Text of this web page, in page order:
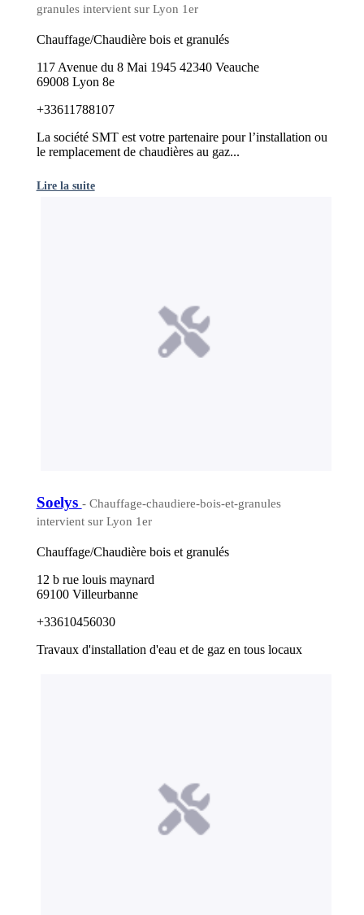
granules intervient sur Lyon 1er
Chauffage/Chaudière bois et granulés
117 Avenue du 8 Mai 1945 42340 Veauche
69008 Lyon 8e
+33611788107
La société SMT est votre partenaire pour l’installation ou
le remplacement de chaudières au gaz...
Lire la suite
Soelys - Chauffage-chaudiere-bois-et-granules
intervient sur Lyon 1er
Chauffage/Chaudière bois et granulés
12 b rue louis maynard
69100 Villeurbanne
+33610456030
Travaux d'installation d'eau et de gaz en tous locaux